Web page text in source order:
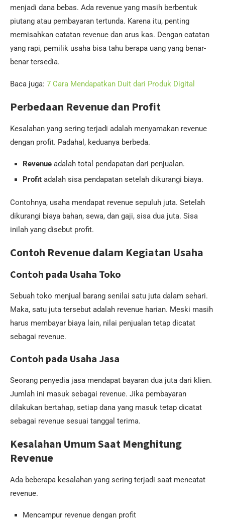
menjadi dana bebas. Ada revenue yang masih berbentuk
piutang atau pembayaran tertunda. Karena itu, penting
memisahkan catatan revenue dan arus kas. Dengan catatan
yang rapi, pemilik usaha bisa tahu berapa uang yang benar-
benar tersedia.
Baca juga: 7 Cara Mendapatkan Duit dari Produk Digital
Perbedaan Revenue dan Profit
Kesalahan yang sering terjadi adalah menyamakan revenue
dengan profit. Padahal, keduanya berbeda.
Revenue adalah total pendapatan dari penjualan.
Profit adalah sisa pendapatan setelah dikurangi biaya.
Contohnya, usaha mendapat revenue sepuluh juta. Setelah
dikurangi biaya bahan, sewa, dan gaji, sisa dua juta. Sisa
inilah yang disebut profit.
Contoh Revenue dalam Kegiatan Usaha
Contoh pada Usaha Toko
Sebuah toko menjual barang senilai satu juta dalam sehari.
Maka, satu juta tersebut adalah revenue harian. Meski masih
harus membayar biaya lain, nilai penjualan tetap dicatat
sebagai revenue.
Contoh pada Usaha Jasa
Seorang penyedia jasa mendapat bayaran dua juta dari klien.
Jumlah ini masuk sebagai revenue. Jika pembayaran
dilakukan bertahap, setiap dana yang masuk tetap dicatat
sebagai revenue sesuai tanggal terima.
Kesalahan Umum Saat Menghitung
Revenue
Ada beberapa kesalahan yang sering terjadi saat mencatat
revenue.
Mencampur revenue dengan profit